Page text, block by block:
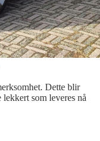
Dette blir
som leveres nå